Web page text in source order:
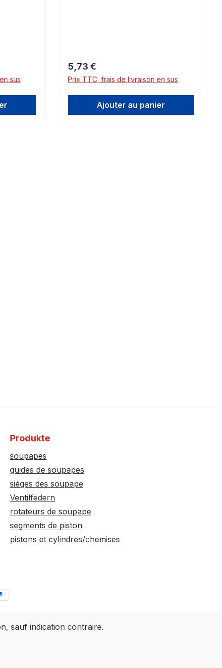
sus
Prix régulier :
5,73 €
Prix TTC, frais de livraison en sus
Ajouter au panier
Produkte
soupapes
guides de soupapes
sièges des soupape
Ventilfedern
rotateurs de soupape
segments de piston
pistons et cylindres/chemises
sauf indication contraire.